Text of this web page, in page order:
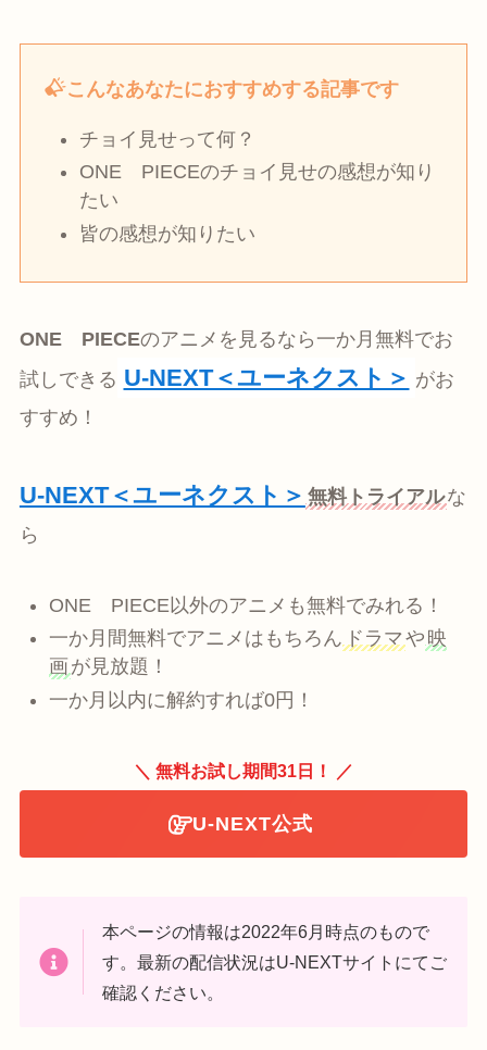
こんなあなたにおすすめする記事です
チョイ見せって何？
ONE PIECEのチョイ見せの感想が知り
たい
皆の感想が知りたい
ONE PIECEのアニメを見るなら一か月無料でお
試しできる U-NEXT＜ユーネクスト＞ がお
すすめ！
U-NEXT＜ユーネクスト＞ 無料トライアルな
ら
ONE PIECE以外のアニメも無料でみれる！
一か月間無料でアニメはもちろん ドラマや 映
画 が見放題！
一か月以内に解約すれば0円！
＼ 無料お試し期間31日！ ／
U-NEXT公式
本ページの情報は2022年6月時点のもので
す。最新の配信状況はU-NEXTサイトにてご
確認ください。